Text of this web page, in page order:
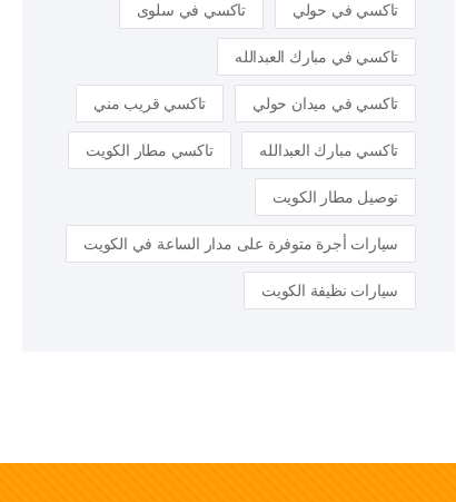
تاكسي في حولي تاكسي في سلوى
تاكسي في مبارك العبدالله
تاكسي في ميدان حولي تاكسي قريب مني
تاكسي مبارك العبدالله تاكسي مطار الكويت
توصيل مطار الكويت
سيارات أجرة متوفرة على مدار الساعة في الكويت
سيارات نظيفة الكويت